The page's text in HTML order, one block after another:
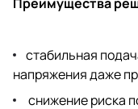
стабильная
напряжения даже
снижение риска